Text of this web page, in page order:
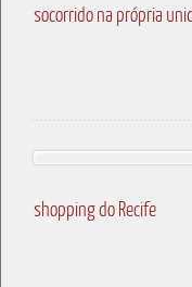
socorrido na própria
shopping do Recife